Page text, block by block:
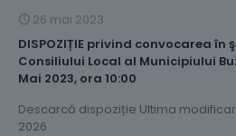
26 mai 2023
DISPOZIȚIE privind convocarea
Consiliului Local al Municipiului
Mai 2023, ora 10:00
Descarcă dispoziție Ultima
2026